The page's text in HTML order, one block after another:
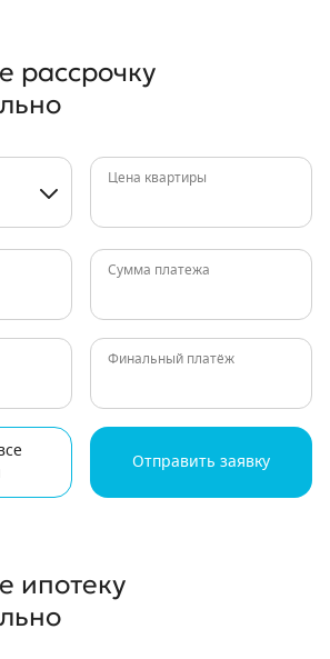
рассрочку
Цена квартиры
Сумма платежа
Финальный платёж
Отправить заявку
ипотеку